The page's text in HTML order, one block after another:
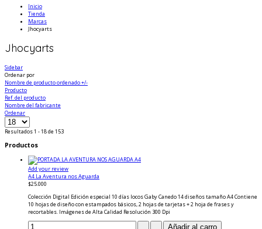
Inicio
Tienda
Marcas
Jhocyarts
Jhocyarts
Sidebar
Ordenar por
Nombre de producto ordenado +/-
Producto
Ref. del producto
Nombre del fabricante
Ordenar
Resultados 1 - 18 de 153
Productos
Add your review
A4 La Aventura nos Aguarda
$25.000
Colección Digital Edición especial 10 días locos Gaby Canedo 14 diseños tamaño A4 Contiene
10 hojas de diseño con estampados básicos, 2 hojas de tarjetas + 2 hoja de frases y
recortables. Imágenes de Alta Calidad Resolución 300 Dpi